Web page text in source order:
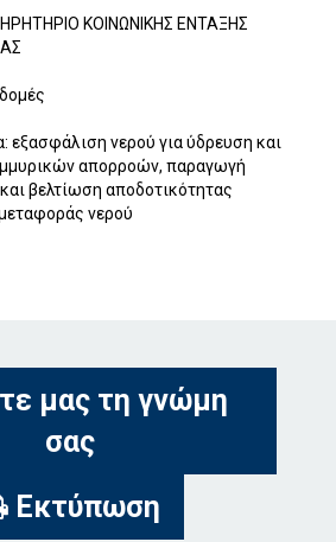
ΚΟΙΝΩΝΙΚΗΣ ΕΝΤΑΞΗΣ
εξασφάλιση νερού για ύδρευση και
απορροών, παραγωγή
βελτίωση αποδοτικότητας
νερού
μας τη γνώμη
σας
Εκτύπωση